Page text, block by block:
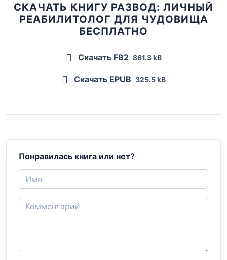
СКАЧАТЬ КНИГУ РАЗВОД: ЛИЧНЫЙ
РЕАБИЛИТОЛОГ ДЛЯ ЧУДОВИЩА
БЕСПЛАТНО
Скачать FB2 861.3 kB
Скачать EPUB 325.5 kB
Понравилась книга или нет?